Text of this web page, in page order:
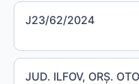
J23/62/2024
JUD. ILFOV, ORŞ.